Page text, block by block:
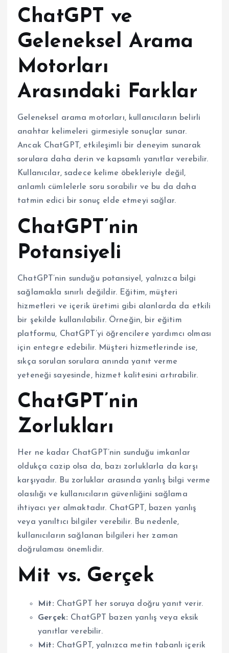
ChatGPT ve
Geleneksel Arama
Motorları
Arasındaki Farklar
Geleneksel arama motorları, kullanıcıların belirli
anahtar kelimeleri girmesiyle sonuçlar sunar.
Ancak ChatGPT, etkileşimli bir deneyim sunarak
sorulara daha derin ve kapsamlı yanıtlar verebilir.
Kullanıcılar, sadece kelime öbekleriyle değil,
anlamlı cümlelerle soru sorabilir ve bu da daha
tatmin edici bir sonuç elde etmeyi sağlar.
ChatGPT’nin
Potansiyeli
ChatGPT’nin sunduğu potansiyel, yalnızca bilgi
sağlamakla sınırlı değildir. Eğitim, müşteri
hizmetleri ve içerik üretimi gibi alanlarda da etkili
bir şekilde kullanılabilir. Örneğin, bir eğitim
platformu, ChatGPT’yi öğrencilere yardımcı olması
için entegre edebilir. Müşteri hizmetlerinde ise,
sıkça sorulan sorulara anında yanıt verme
yeteneği sayesinde, hizmet kalitesini artırabilir.
ChatGPT’nin
Zorlukları
Her ne kadar ChatGPT’nin sunduğu imkanlar
oldukça cazip olsa da, bazı zorluklarla da karşı
karşıyadır. Bu zorluklar arasında yanlış bilgi verme
olasılığı ve kullanıcıların güvenliğini sağlama
ihtiyacı yer almaktadır. ChatGPT, bazen yanlış
veya yanıltıcı bilgiler verebilir. Bu nedenle,
kullanıcıların sağlanan bilgileri her zaman
doğrulaması önemlidir.
Mit vs. Gerçek
Mit: ChatGPT her soruya doğru yanıt verir.
Gerçek: ChatGPT bazen yanlış veya eksik
yanıtlar verebilir.
Mit: ChatGPT, yalnızca metin tabanlı içerik